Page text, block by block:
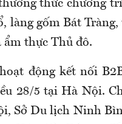
thức chương
làng gốm Bát
ẩm thực Thủ đô.
động kết nối
28/5 tại Hà Nội.
Sở Du lịch Ninh